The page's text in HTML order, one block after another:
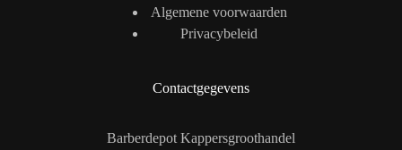
Algemene voorwaarden
Privacybeleid
Contactgegevens
Barberdepot Kappersgroothandel